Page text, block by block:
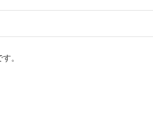
のがおすすめ
れぞれのカテゴリに沿って検索してみる